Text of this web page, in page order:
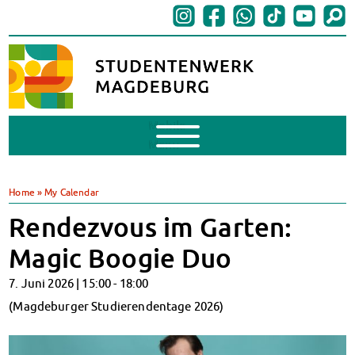
Mobile
Menu
BAföG beantragen
BAföG-FAQs
Dokumente
BAföG-Sprechstunden
Kredite & Stipendien
AnsprechpartnerInnen
Mensen & Cafeterien
JoGo – Studibar + Eventspace
Home »My Calendar
Rendezvous im Garten:
Magic Boogie Duo
7. Juni 2026 | 15:00- 18:00
(Magdeburger Studierendentage 2026)